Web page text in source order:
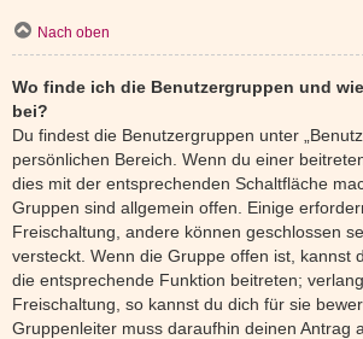
Nach oben
Wo finde ich die Benutzergruppen und
bei?
Du findest die Benutzergruppen unter
persönlichen Bereich. Wenn du einer
dies mit der entsprechenden Schaltfläche
Gruppen sind allgemein offen. Einige
Freischaltung, andere können geschlossen
versteckt. Wenn die Gruppe offen ist, kannst
die entsprechende Funktion beitreten;
Freischaltung, so kannst du dich für sie
Gruppenleiter muss daraufhin deinen Antrag